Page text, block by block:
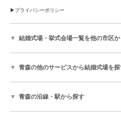
プライバシーポリシー
結婚式場・挙式会場一覧を他の市区
青森の他のサービスから結婚式場を
青森の沿線・駅から探す